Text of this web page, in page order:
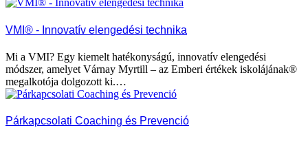
VMI® - Innovatív elengedési technika
Mi a VMI? Egy kiemelt hatékonyságú, innovatív elengedési
módszer, amelyet Várnay Myrtill – az Emberi értékek iskolájának®
megalkotója dolgozott ki.…
Párkapcsolati Coaching és Prevenció